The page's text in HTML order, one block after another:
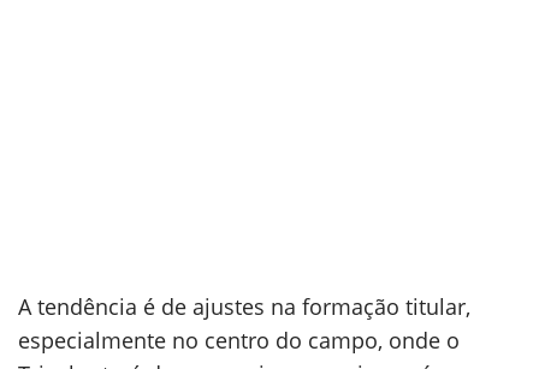
A tendência é de ajustes na formação titular,
especialmente no centro do campo, onde o